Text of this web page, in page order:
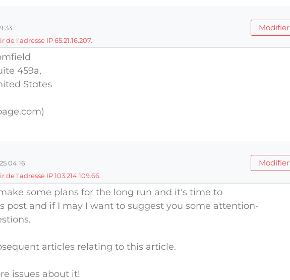
Modifier
l'adresse IP 65.21.16.207.
459a,
Stɑteѕ
04:16
Modifier
l'adresse IP 103.214.109.66.
some plans for the long run and it's time to
post and if I may I want to suggest you some attention-
articles relating to this article.
issues about it!